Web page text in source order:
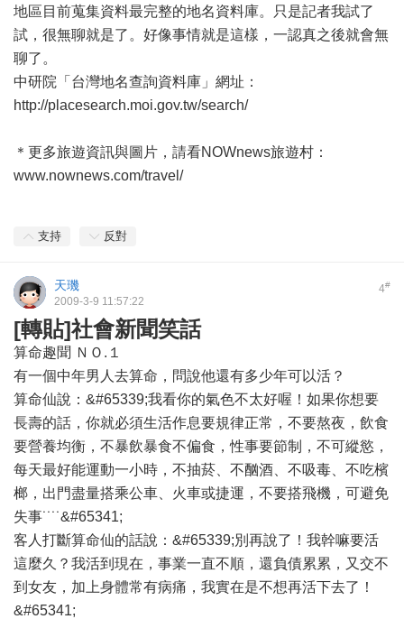
地區目前蒐集資料最完整的地名資料庫。只是記者我試了
試，很無聊就是了。好像事情就是這樣，一認真之後就會無
聊了。
中研院「台灣地名查詢資料庫」網址：
http://placesearch.moi.gov.tw/search/
＊更多旅遊資訊與圖片，請看NOWnews旅遊村：
www.nownews.com/travel/
支持 反對
4#
天璣
2009-3-9 11:57:22
[轉貼]社會新聞笑話
算命趣聞 ＮＯ.１
有一個中年男人去算命，問說他還有多少年可以活？
算命仙說：&#65339;我看你的氣色不太好喔！如果你想要
長壽的話，你就必須生活作息要規律正常，不要熬夜，飲食
要營養均衡，不暴飲暴食不偏食，性事要節制，不可縱慾，
每天最好能運動一小時，不抽菸、不酗酒、不吸毒、不吃檳
榔，出門盡量搭乘公車、火車或捷運，不要搭飛機，可避免
失事˙˙˙˙&#65341;
客人打斷算命仙的話說：&#65339;別再說了！我幹嘛要活
這麼久？我活到現在，事業一直不順，還負債累累，又交不
到女友，加上身體常有病痛，我實在是不想再活下去了！
&#65341;